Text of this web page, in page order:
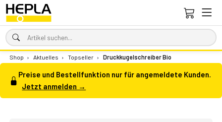
Shop › Aktuelles › Topseller › Druckkugelschreiber Bio
Preise und Bestellfunktion nur für angemeldete Kunden.
Jetzt anmelden →